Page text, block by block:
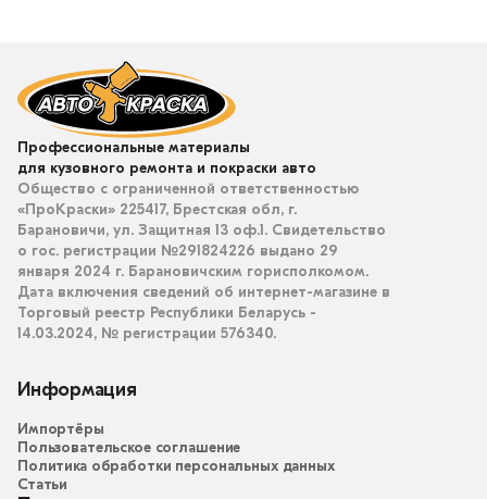
Профессиональные материалы
для кузовного ремонта и покраски авто
Общество с ограниченной ответственностью
«ПроКраски» 225417, Брестская обл, г.
Барановичи, ул. Защитная 13 оф.1. Свидетельство
о гос. регистрации №291824226 выдано 29
января 2024 г. Барановичским горисполкомом.
Дата включения сведений об интернет-магазине в
Торговый реестр Республики Беларусь -
14.03.2024, № регистрации 576340.
Информация
Импортёры
Пользовательское соглашение
Политика обработки персональных данных
Статьи